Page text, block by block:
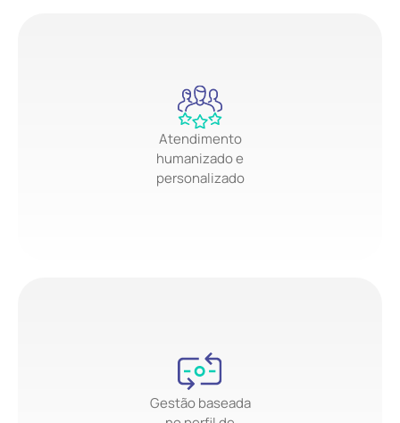
Atendimento
humanizado e
personalizado
Gestão baseada